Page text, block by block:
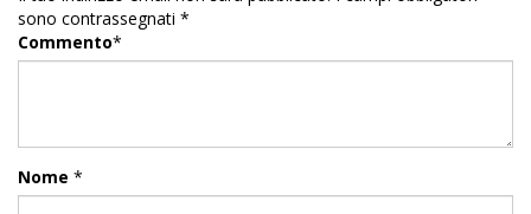
sono contrassegnati *
Commento*
Nome *